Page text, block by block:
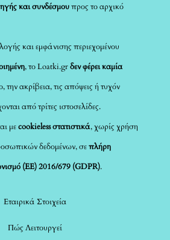
και συνδέσμουπρος το αρχικό
και εμφάνισης περιεχομένου
, το Loatki.grδεν φέρει καμία
την ακρίβεια, τις απόψεις ή τυχόν
από τρίτες ιστοσελίδες.
μεcookieless στατιστικά, χωρίς χρήση
δεδομένων, σεπλήρη
(ΕΕ) 2016/679 (GDPR).
Εταιρικά Στοιχεία
Πώς Λειτουργεί